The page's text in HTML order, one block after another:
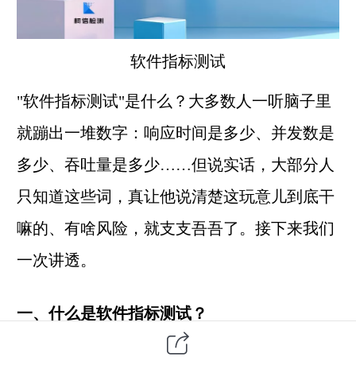
软件指标测试
"软件指标测试"是什么？大多数人一听脑子里
就蹦出一堆数字：响应时间是多少、并发数是
多少、吞吐量是多少……但说实话，大部分人
只知道这些词，真让他说清楚这玩意儿到底干
嘛的、有啥风险，就支支吾吾了。接下来我们
一次讲透。
一、什么是软件指标测试？